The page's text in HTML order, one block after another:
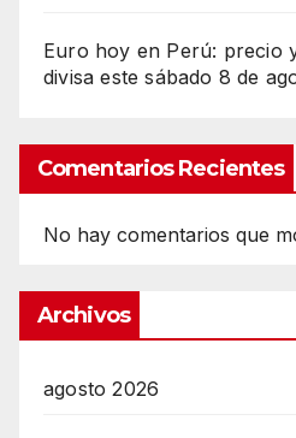
Euro hoy en Perú: precio
divisa este sábado 8 de
Comentarios Recientes
No hay comentarios que
Archivos
agosto 2026